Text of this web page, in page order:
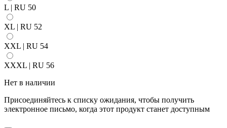
L | RU 50
XL | RU 52
XXL | RU 54
XXXL | RU 56
Нет в наличии
Присоединяйтесь к списку ожидания, чтобы получить
электронное письмо, когда этот продукт станет доступным